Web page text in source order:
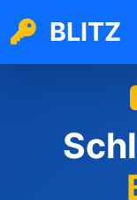
BLITZ